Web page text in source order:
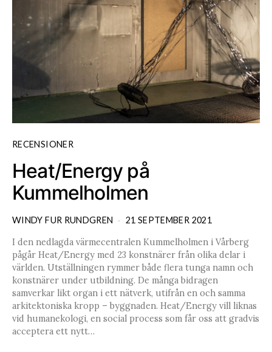
RECENSIONER
Heat/Energy på
Kummelholmen
WINDY FUR RUNDGREN 21 SEPTEMBER 2021
I den nedlagda värmecentralen Kummelholmen i Vårberg
pågår Heat/Energy med 23 konstnärer från olika delar i
världen. Utställningen rymmer både flera tunga namn och
konstnärer under utbildning. De många bidragen
samverkar likt organ i ett nätverk, utifrån en och samma
arkitektoniska kropp – byggnaden. Heat/Energy vill liknas
vid humanekologi, en social process som får oss att gradvis
acceptera ett nytt…